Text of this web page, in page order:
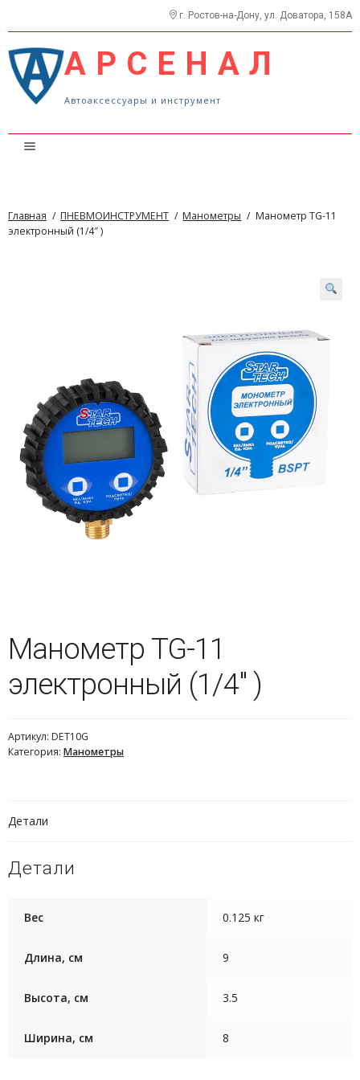
г. Ростов-на-Дону, ул. Доватора, 158А
АРСЕНАЛ
Автоаксессуары и инструмент
О нас
Контакты
Главная / ПНЕВМОИНСТРУМЕНТ / Манометры / Манометр TG-11
электронный (1/4″ )
Манометр TG-11
электронный (1/4″ )
Артикул: DET10G
Категория: Манометры
Детали
Детали
Вес 0.125 кг
Длина, см 9
Высота, см 3.5
Ширина, см 8